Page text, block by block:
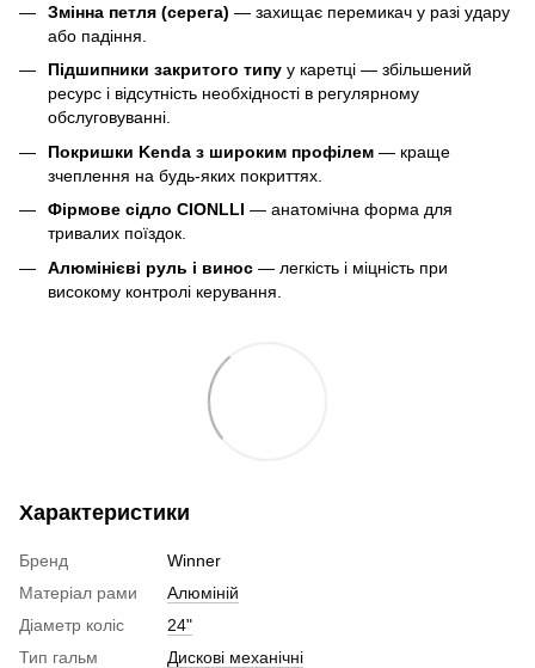
Змінна петля (серега) — захищає перемикач у разі удару
або падіння.
Підшипники закритого типу у каретці — збільшений
ресурс і відсутність необхідності в регулярному
обслуговуванні.
Покришки Kenda з широким профілем — краще
зчеплення на будь-яких покриттях.
Фірмове сідло CIONLLI — анатомічна форма для
тривалих поїздок
Алюмінієві руль і винос — легкість і міцність при
високому контролі керування.
Характеристики
Бренд
Winner
Матеріал рами
Алюміній
Діаметр коліс
24"
Тип гальм
Дискові механічні